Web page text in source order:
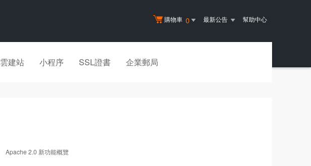
購物車 0 最新公告 幫助中心
雲建站 小程序 SSL證書 企業郵局
Apache 2.0 新功能概覽